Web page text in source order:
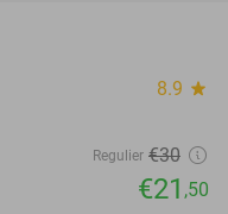
8.9 star
Regulier €30
€21 ,50